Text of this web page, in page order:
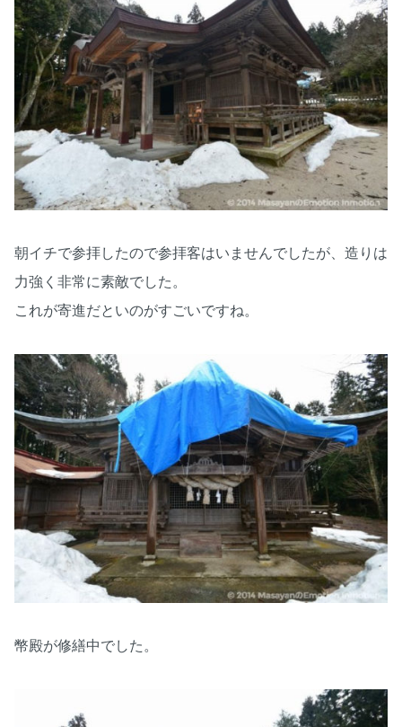
朝イチで参拝したので参拝客はいませんでしたが、造りは
力強く非常に素敵でした。
これが寄進だといのがすごいですね。
幣殿が修繕中でした。